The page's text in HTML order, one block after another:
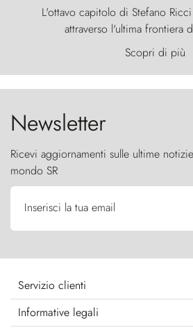
L'ottavo capitolo di Stefano
attraverso l'ultima frontiera
primordiale, dove il vento
furia ancestrale e le Torres del
cielo come sentinelle
Scopri di più
Newsletter
Ricevi aggiornamenti sulle ultime
mondo SR
Inserisci la tua email
Servizio clienti
Informative legali